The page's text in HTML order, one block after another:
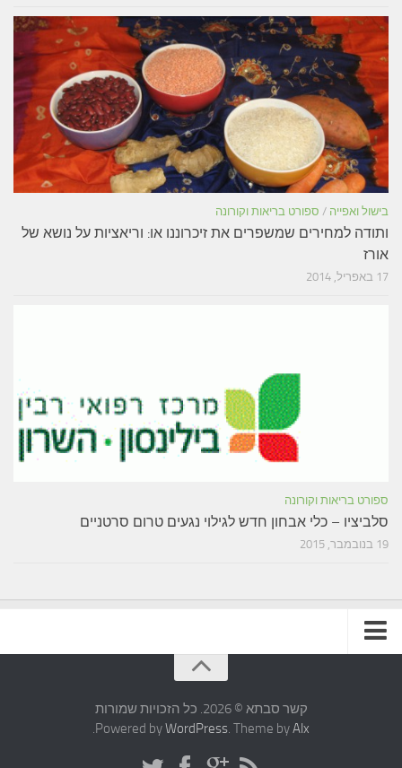
בישול ואפייה / ספורט בריאות וקורונה
ותודה למחירים שמשפרים את זיכרוננו או: וריאציות על נושא של
אורז
17 באפריל, 2014
ספורט בריאות וקורונה
סלביציו – כלי אבחון חדש לגילוי נגעים טרום סרטניים
19 בנובמבר, 2015
קשר סבתא © 2026. כל הזכויות שמורות
Powered byWordPress. Theme byAlx
.